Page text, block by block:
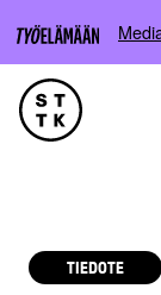
TIEDOTE